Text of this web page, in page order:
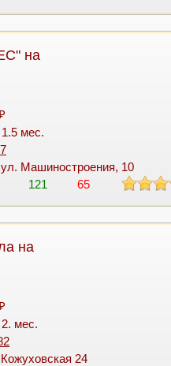
на
1.5 мес.
Машиностроения, 10
121 65
на
2. мес.
24